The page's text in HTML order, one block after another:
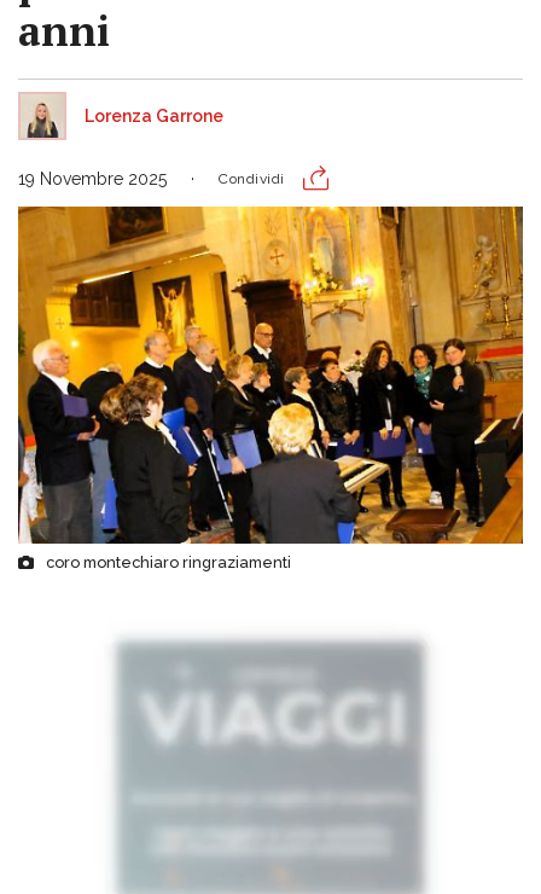
anni
Lorenza Garrone
19 Novembre 2025 Condividi
coro montechiaro ringraziamenti